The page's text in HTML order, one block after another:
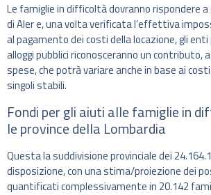
Le famiglie in difficoltà dovranno rispondere a
di Aler e, una volta verificata l’effettiva
al pagamento dei costi della locazione, gli
alloggi pubblici riconosceranno un contributo, a
spese, che potrà variare anche in base ai
singoli stabili.
Fondi per gli aiuti alle famiglie in
le province della Lombardia
Questa la suddivisione provinciale dei
disposizione, con una stima/proiezione dei
quantificati complessivamente in 20.142